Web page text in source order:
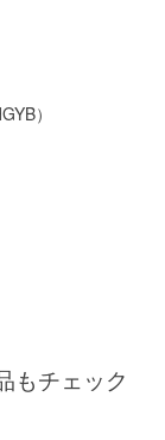
）
もチェック